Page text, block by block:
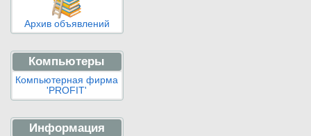
Архив объявлений
Компьютеры
Компьютерная фирма
'PROFIT'
Информация